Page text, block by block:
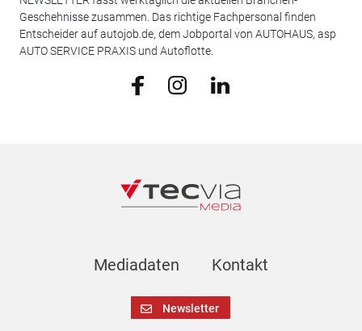
Geschehnisse zusammen. Das richtige Fachpersonal finden
Entscheider auf autojob.de, dem Jobportal von AUTOHAUS, asp
AUTO SERVICE PRAXIS und Autoflotte.
Mediadaten Kontakt
Newsletter